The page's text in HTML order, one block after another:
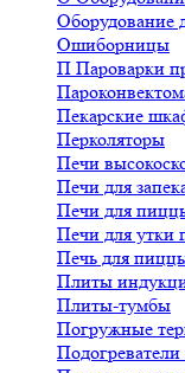
Оборудование
Ошиборницы
П Пароварки
Пекарские
Перколяторы
Печи
Печи для
Печи для
Печи для утки
Печь для
Плиты
Плиты-тумбы
Погружные